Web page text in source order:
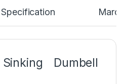
Specification Marca
Dumbell